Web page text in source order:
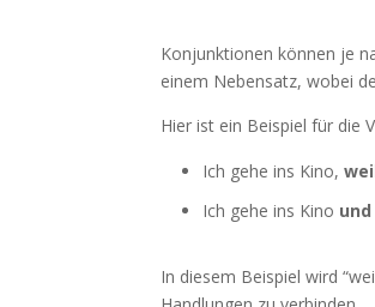
Konjunktionen können je
einem Nebensatz, wobei
Hier ist ein Beispiel für die
Ich gehe ins Kino,
Ich gehe ins Kino und
In diesem Beispiel wird